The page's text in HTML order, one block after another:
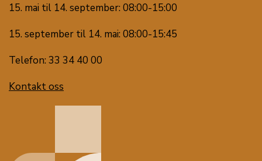
15. mai til 14. september: 08:00-15:00
15. september til 14. mai: 08:00-15:45
Telefon: 33 34 40 00
Kontakt oss